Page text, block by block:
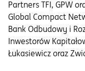
Partners TFI, GPW
Global Compact
Bank Odbudowy i
Inwestorów
Łukasiewicz oraz